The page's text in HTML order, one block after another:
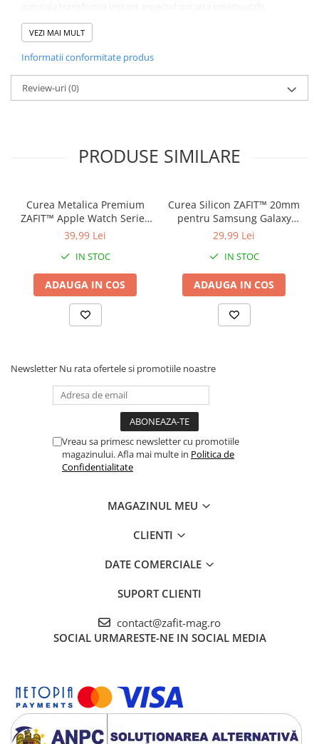
adaugand eleganță si caracter. Perfecta pentru mediul de afaceri,
evenimente sau pur si simplu pentru cei care apreciaza
montare/demontare rapida. Compatibila cu cataramele standard
ale dispozitivelor suportate.
VEZI MAI MULT
Informatii conformitate produs
Review-uri(0)
PRODUSE SIMILARE
Curea Metalica Premium
ZAFIT™ Apple Watch Series
10/9/8/7/SE2 si mai vechi,
39,99 Lei
IN STOC
ADAUGA IN COS
Curea Silicon ZAFIT™ 20mm
pentru Samsung Galaxy
Watch 7/6/5/4/Active 2,
Garmin Vivoactive, Amazfit
GTS si orice ceas 20mm,
Rosu.
29,99 Lei
IN STOC
ADAUGA IN COS
Newsletter Nu rata ofertele si promotiile noastre
Vreau sa primesc newsletter cu promotiile
magazinului. Afla mai multe in Politica de
Confidentialitate
MAGAZINUL MEU
CLIENTI
DATE COMERCIALE
SUPORT CLIENTI
contact@zafit-mag.ro
SOCIAL URMARESTE-NE IN SOCIAL MEDIA